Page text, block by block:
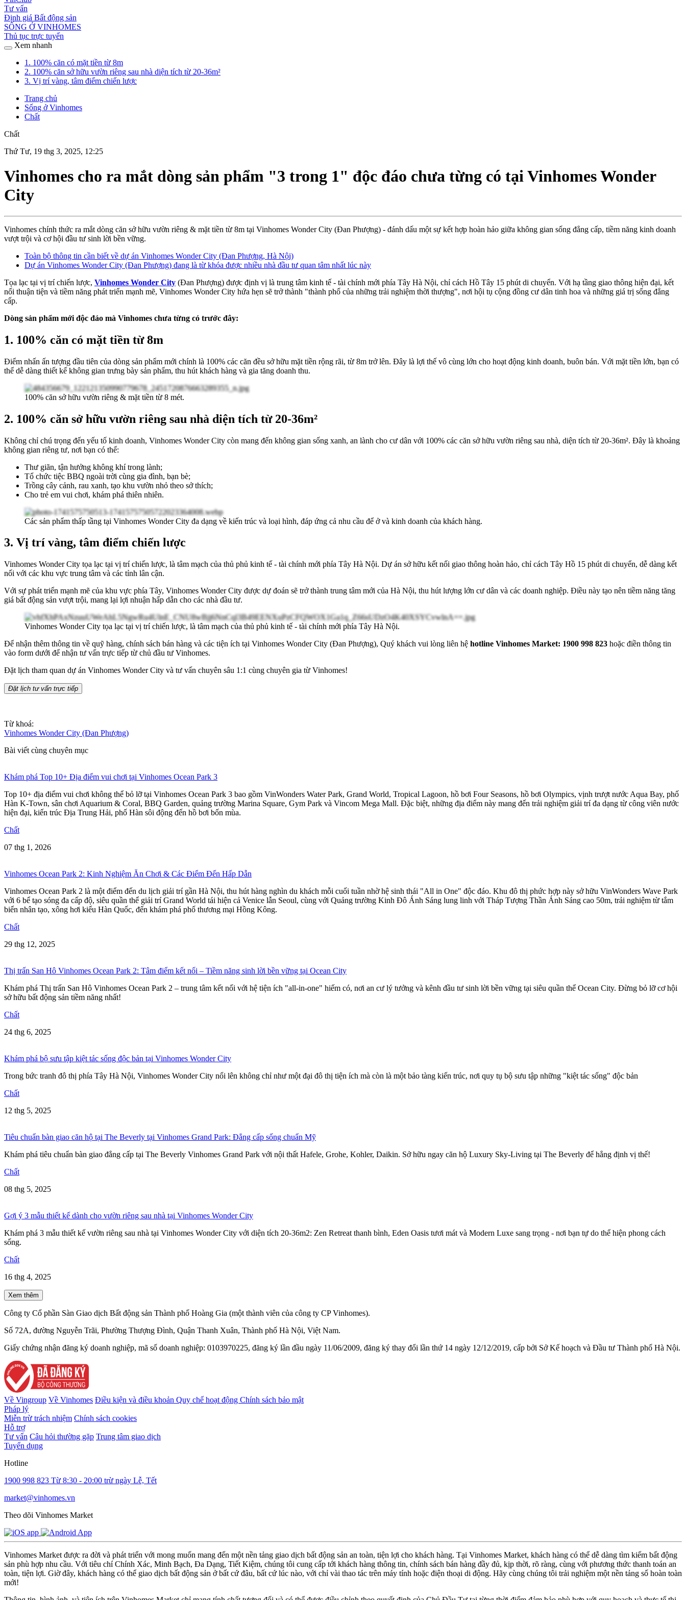
Tư vấn
Định giá Bất động sản
SỐNG Ở VINHOMES
Thủ tục trực tuyến
Xem nhanh
1. 100% căn có mặt tiền từ 8m
2. 100% căn sở hữu vườn riêng sau nhà diện tích từ 20-36m²
3. Vị trí vàng, tâm điểm chiến lược
Trang chủ
Sống ở Vinhomes
Chất
Chất
Thứ Tư, 19 thg 3, 2025, 12:25
Vinhomes cho ra mắt dòng sản phẩm "3 trong 1" độc đáo chưa từng có tại Vinhomes Wonder
City
Vinhomes chính thức ra mắt dòng căn sở hữu vườn riêng & mặt tiền từ 8m tại Vinhomes Wonder City (Đan Phượng) - đánh dấu một sự kết hợp hoàn hảo giữa không gian sống đẳng cấp, tiềm năng kinh doanh
vượt trội và cơ hội đầu tư sinh lời bền vững.
Toàn bộ thông tin cần biết về dự án Vinhomes Wonder City (Đan Phượng, Hà Nội)
Dự án Vinhomes Wonder City (Đan Phượng) đang là từ khóa được nhiều nhà đầu tư quan tâm nhất lúc này
Tọa lạc tại vị trí chiến lược, Vinhomes Wonder City (Đan Phượng) được định vị là trung tâm kinh tế - tài chính mới phía Tây Hà Nội, chỉ cách Hồ Tây 15 phút di chuyển. Với hạ tầng giao thông hiện đại, kết
nối thuận tiện và tiềm năng phát triển mạnh mẽ, Vinhomes Wonder City hứa hẹn sẽ trở thành "thành phố của những trải nghiệm thời thượng", nơi hội tụ cộng đồng cư dân tinh hoa và những giá trị sống đẳng
cấp.
Dòng sản phẩm mới độc đáo mà Vinhomes chưa từng có trước đây:
1. 100% căn có mặt tiền từ 8m
Điểm nhấn ấn tượng đầu tiên của dòng sản phẩm mới chính là 100% các căn đều sở hữu mặt tiền rộng rãi, từ 8m trở lên. Đây là lợi thế vô cùng lớn cho hoạt động kinh doanh, buôn bán. Với mặt tiền lớn, bạn có
thể dễ dàng thiết kế không gian trưng bày sản phẩm, thu hút khách hàng và gia tăng doanh thu.
100% căn sở hữu vườn riêng & mặt tiền từ 8 mét.
2. 100% căn sở hữu vườn riêng sau nhà diện tích từ 20-36m²
Không chỉ chú trọng đến yếu tố kinh doanh, Vinhomes Wonder City còn mang đến không gian sống xanh, an lành cho cư dân với 100% các căn sở hữu vườn riêng sau nhà, diện tích từ 20-36m². Đây là khoảng
không gian riêng tư, nơi bạn có thể:
Thư giãn, tận hưởng không khí trong lành;
Tổ chức tiệc BBQ ngoài trời cùng gia đình, bạn bè;
Trồng cây cảnh, rau xanh, tạo khu vườn nhỏ theo sở thích;
Cho trẻ em vui chơi, khám phá thiên nhiên.
Các sản phẩm thấp tầng tại Vinhomes Wonder City đa dạng về kiến trúc và loại hình, đáp ứng cả nhu cầu để ở và kinh doanh của khách hàng.
3. Vị trí vàng, tâm điểm chiến lược
Vinhomes Wonder City tọa lạc tại vị trí chiến lược, là tâm mạch của thủ phủ kinh tế - tài chính mới phía Tây Hà Nội. Dự án sở hữu kết nối giao thông hoàn hảo, chỉ cách Tây Hồ 15 phút di chuyển, dễ dàng kết
nối với các khu vực trung tâm và các tỉnh lân cận.
Với sự phát triển mạnh mẽ của khu vực phía Tây, Vinhomes Wonder City được dự đoán sẽ trở thành trung tâm mới của Hà Nội, thu hút lượng lớn cư dân và các doanh nghiệp. Điều này tạo nên tiềm năng tăng
giá bất động sản vượt trội, mang lại lợi nhuận hấp dẫn cho các nhà đầu tư.
Vinhomes Wonder City tọa lạc tại vị trí chiến lược, là tâm mạch của thủ phủ kinh tế - tài chính mới phía Tây Hà Nội.
Để nhận thêm thông tin về quỹ hàng, chính sách bán hàng và các tiện ích tại Vinhomes Wonder City (Đan Phượng), Quý khách vui lòng liên hệ hotline Vinhomes Market: 1900 998 823 hoặc điền thông tin
vào form dưới để nhận tư vấn trực tiếp từ chủ đầu tư Vinhomes.
Đặt lịch tham quan dự án Vinhomes Wonder City và tư vấn chuyên sâu 1:1 cùng chuyên gia từ Vinhomes!
Đặt lịch tư vấn trực tiếp
Từ khoá:
Vinhomes Wonder City (Đan Phượng)
Bài viết cùng chuyên mục
Khám phá Top 10+ Địa điểm vui chơi tại Vinhomes Ocean Park 3
Top 10+ địa điểm vui chơi không thể bỏ lỡ tại Vinhomes Ocean Park 3 bao gồm VinWonders Water Park, Grand World, Tropical Lagoon, hồ bơi Four Seasons, hồ bơi Olympics, vịnh trượt nước Aqua Bay, phố
Hàn K-Town, sân chơi Aquarium & Coral, BBQ Garden, quảng trường Marina Square, Gym Park và Vincom Mega Mall. Đặc biệt, những địa điểm này mang đến trải nghiệm giải trí đa dạng từ công viên nước
hiện đại, kiến trúc Địa Trung Hải, phố Hàn sôi động đến hồ bơi bốn mùa.
Chất
07 thg 1, 2026
Vinhomes Ocean Park 2: Kinh Nghiệm Ăn Chơi & Các Điểm Đến Hấp Dẫn
Vinhomes Ocean Park 2 là một điểm đến du lịch giải trí gần Hà Nội, thu hút hàng nghìn du khách mỗi cuối tuần nhờ hệ sinh thái "All in One" độc đáo. Khu đô thị phức hợp này sở hữu VinWonders Wave Park
với 6 bể tạo sóng đa cấp độ, siêu quần thể giải trí Grand World tái hiện cả Venice lẫn Seoul, cùng với Quảng trường Kinh Đô Ánh Sáng lung linh với Tháp Tượng Thần Ánh Sáng cao 50m, trải nghiệm từ tắm
biển nhân tạo, xông hơi kiểu Hàn Quốc, đến khám phá phố thương mại Hồng Kông.
Chất
29 thg 12, 2025
Thị trấn San Hô Vinhomes Ocean Park 2: Tâm điểm kết nối – Tiềm năng sinh lời bền vững tại Ocean City
Khám phá Thị trấn San Hô Vinhomes Ocean Park 2 – trung tâm kết nối với hệ tiện ích "all-in-one" hiếm có, nơi an cư lý tưởng và kênh đầu tư sinh lời bền vững tại siêu quần thể Ocean City. Đừng bỏ lỡ cơ hội
sở hữu bất động sản tiềm năng nhất!
Chất
24 thg 6, 2025
Khám phá bộ sưu tập kiệt tác sống độc bản tại Vinhomes Wonder City
Trong bức tranh đô thị phía Tây Hà Nội, Vinhomes Wonder City nổi lên không chỉ như một đại đô thị tiện ích mà còn là một bảo tàng kiến trúc, nơi quy tụ bộ sưu tập những "kiệt tác sống" độc bản
Chất
12 thg 5, 2025
Tiêu chuẩn bàn giao căn hộ tại The Beverly tại Vinhomes Grand Park: Đẳng cấp sống chuẩn Mỹ
Khám phá tiêu chuẩn bàn giao đẳng cấp tại The Beverly Vinhomes Grand Park với nội thất Hafele, Grohe, Kohler, Daikin. Sở hữu ngay căn hộ Luxury Sky-Living tại The Beverly để hẳng định vị thế!
Chất
08 thg 5, 2025
Gợi ý 3 mẫu thiết kế dành cho vườn riêng sau nhà tại Vinhomes Wonder City
Khám phá 3 mẫu thiết kế vườn riêng sau nhà tại Vinhomes Wonder City với diện tích 20-36m2: Zen Retreat thanh bình, Eden Oasis tươi mát và Modern Luxe sang trọng - nơi bạn tự do thể hiện phong cách
sống.
Chất
16 thg 4, 2025
Xem thêm
Công ty Cổ phần Sàn Giao dịch Bất động sản Thành phố Hoàng Gia (một thành viên của công ty CP Vinhomes).
Số 72A, đường Nguyễn Trãi, Phường Thượng Đình, Quận Thanh Xuân, Thành phố Hà Nội, Việt Nam.
Giấy chứng nhận đăng ký doanh nghiệp, mã số doanh nghiệp: 0103970225, đăng ký lần đầu ngày 11/06/2009, đăng ký thay đổi lần thứ 14 ngày 12/12/2019, cấp bởi Sở Kế hoạch và Đầu tư Thành phố Hà Nội.
Về Vingroup Về Vinhomes Điều kiện và điều khoản Quy chế hoạt động Chính sách bảo mật
Pháp lý
Miễn trừ trách nhiệm Chính sách cookies
Hỗ trợ
Tư vấn Câu hỏi thường gặp Trung tâm giao dịch
Tuyển dụng
Hotline
1900 998 823 Từ 8:30 - 20:00 trừ ngày Lễ, Tết
market@vinhomes.vn
Theo dõi Vinhomes Market
Vinhomes Market được ra đời và phát triển với mong muốn mang đến một nền tảng giao dịch bất động sản an toàn, tiện lợi cho khách hàng. Tại Vinhomes Market, khách hàng có thể dễ dàng tìm kiếm bất động
sản phù hợp nhu cầu. Với tiêu chí Chính Xác, Minh Bạch, Đa Dạng, Tiết Kiệm, chúng tôi cung cấp tới khách hàng thông tin, chính sách bán hàng đầy đủ, kịp thời, rõ ràng, cùng với phương thức thanh toán an
toàn, tiện lợi. Giờ đây, khách hàng có thể giao dịch bất động sản ở bất cứ đâu, bất cứ lúc nào, với chỉ vài thao tác trên máy tính hoặc điện thoại di động. Hãy cùng chúng tôi trải nghiệm một nền tảng số hoàn toàn
mới!